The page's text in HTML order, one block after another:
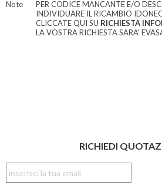
Note
PER CODICE MANCANTE E/O
INDIVIDUARE IL RICAMBIO
CLICCATE QUI SU RICHIESTA
LA VOSTRA RICHIESTA SARA'
RICHIEDI